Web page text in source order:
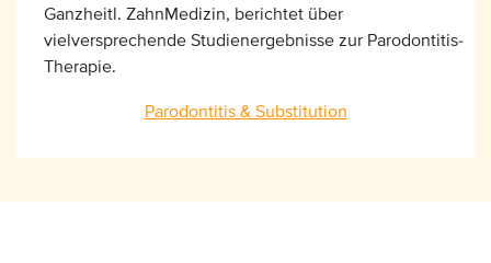
Ganzheitl. ZahnMedizin, berichtet über
vielversprechende Studienergebnisse zur Parodontitis-
Therapie.
Parodontitis & Substitution